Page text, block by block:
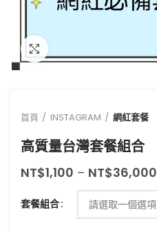
首頁 INSTAGRAM 網紅套餐
高質量台灣套餐組合
NT$1,100 – NT$36,000
套餐組合